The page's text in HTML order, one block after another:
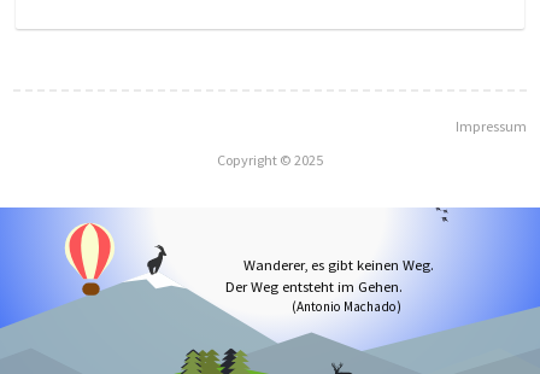
Impressum
Copyright © 2025
Wanderer, es gibt keinen Weg.
Der Weg entsteht im Gehen.
(Antonio Machado)